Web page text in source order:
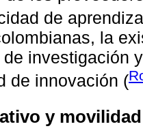
de
la
investigación
de innovación (
y